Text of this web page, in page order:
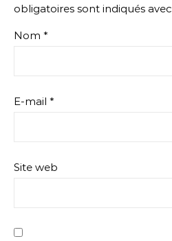
obligatoires sont indiqués avec
Nom *
E-mail *
Site web